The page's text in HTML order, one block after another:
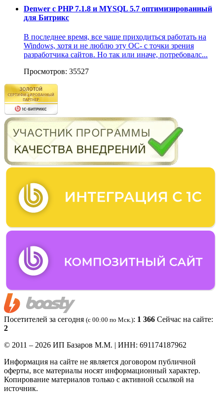
Denwer c PHP 7.1.8 и MYSQL 5.7 оптимизированный
для Битрикс
В последнее время, все чаще приходиться работать на
Windows, хотя и не люблю эту ОС- с точки зрения
разработчика сайтов. Но так или иначе, потребовалс...
Просмотров: 35527
Посетителей за сегодня (c 00:00 по Мск.): 1 366 Сейчас на сайте:
2
© 2011 – 2026 ИП Базаров М.М. | ИНН: 691174187962
Информация на сайте не является договором публичной
оферты, все материалы носят информационный характер.
Копирование материалов только с активной ссылкой на
источник.